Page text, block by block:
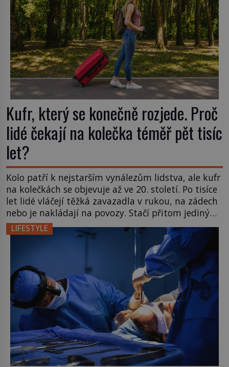
Kufr, který se konečně rozjede. Proč
lidé čekají na kolečka téměř pět tisíc
let?
Kolo patří k nejstarším vynálezům lidstva, ale kufr
na kolečkách se objevuje až ve 20. století. Po tisíce
let lidé vláčejí těžká zavazadla v rukou, na zádech
nebo je nakládají na povozy. Stačí přitom jediný
nápad, připevnit ke kufru kolečka. Jenže právě ten
nikdo dlouho nedostane. Až jednou se na letišti
LIFESTYLE